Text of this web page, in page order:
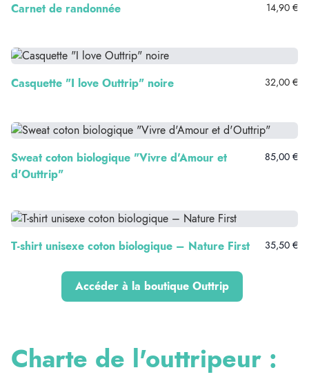
Carnet de randonnée 14,90 €
Casquette "I love Outtrip" noire 32,00 €
Sweat coton biologique "Vivre d'Amour et
d'Outtrip"
85,00 €
T-shirt unisexe coton biologique – Nature First 35,50 €
Accéder à la boutique Outtrip
Charte de l'outtripeur :